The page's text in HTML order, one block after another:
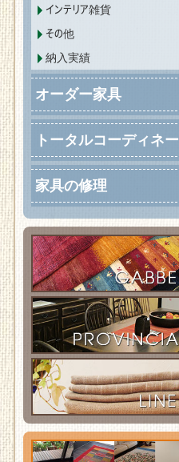
インテリア雑貨
その他
納入実績
オーダー家具
トータルコーディネー
ト
家具の修理